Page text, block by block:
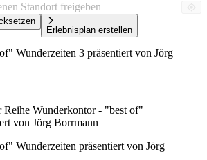
Erlebnisplan erstellen
Wunderzeiten 3 präsentiert von Jörg
Reihe Wunderkontor - "best of"
von Jörg Borrmann
Wunderzeiten präsentiert von Jörg